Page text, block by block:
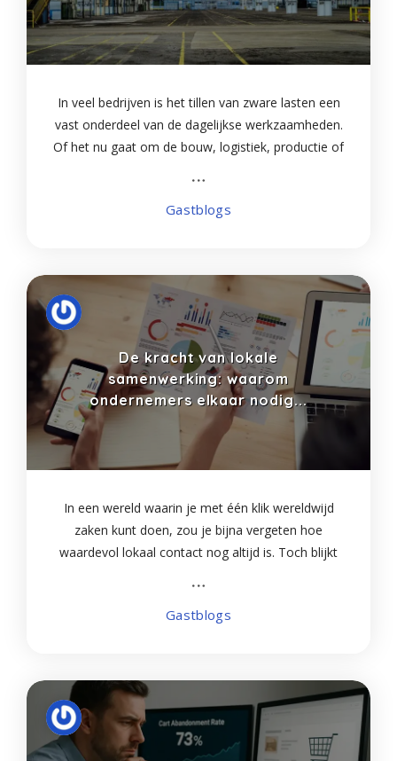
In veel bedrijven is het tillen van zware lasten een
vast onderdeel van de dagelijkse werkzaamheden.
Of het nu gaat om de bouw, logistiek, productie of
Gastblogs
De kracht van lokale
samenwerking: waarom
ondernemers elkaar nodig...
In een wereld waarin je met één klik wereldwijd
zaken kunt doen, zou je bijna vergeten hoe
waardevol lokaal contact nog altijd is. Toch blijkt
Gastblogs